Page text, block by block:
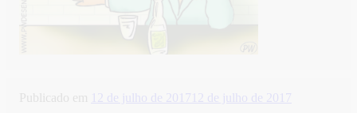
Publicado em 12 de julho de 2017 12 de julho de 2017